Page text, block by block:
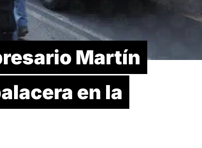
Martín
en la